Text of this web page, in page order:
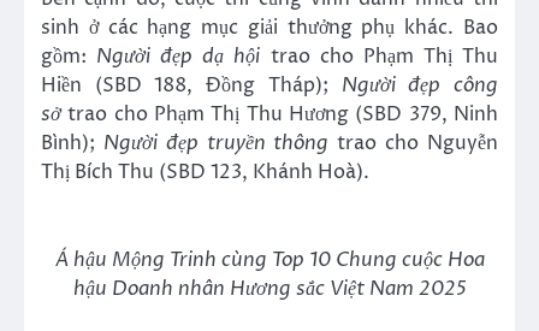
sinh ở các hạng mục giải thưởng phụ khác. Bao
gồm: Người đẹp dạ hội trao cho Phạm Thị Thu
Hiền (SBD 188, Đồng Tháp); Người đẹpcông
sởtrao cho Phạm Thị Thu Hương (SBD 379, Ninh
Bình); Người đẹp truyền thông trao cho Nguyễn
Thị Bích Thu (SBD 123, Khánh Hoà).
Á hậu Mộng Trinh cùng Top 10Chung cuộc Hoa
hậu Doanh nhân Hương sắc Việt Nam 2025